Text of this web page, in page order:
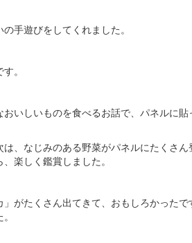
手遊びをしてくれました。
。
いしいものを食べるお話で、パネルに
、なじみのある野菜がパネルにたくさ
楽しく鑑賞しました。
がたくさん出てきて、おもしろかった